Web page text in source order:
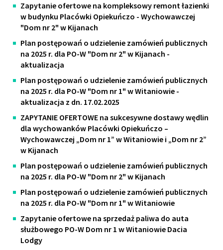
Zapytanie ofertowe na kompleksowy remont łazienki
w budynku Placówki Opiekuńczo - Wychowawczej
"Dom nr 2" w Kijanach
Plan postępowań o udzielenie zamówień publicznych
na 2025 r. dla PO-W "Dom nr 2" w Kijanach -
aktualizacja
Plan postępowań o udzielenie zamówień publicznych
na 2025 r. dla PO-W "Dom nr 1" w Witaniowie -
aktualizacja z dn. 17.02.2025
ZAPYTANIE OFERTOWE na sukcesywne dostawy wędlin
dla wychowanków Placówki Opiekuńczo –
Wychowawczej „Dom nr 1” w Witaniowie i „Dom nr 2”
w Kijanach
Plan postępowań o udzielenie zamówień publicznych
na 2025 r. dla PO-W "Dom nr 2" w Kijanach
Plan postępowań o udzielenie zamówień publicznych
na 2025 r. dla PO-W "Dom nr 1" w Witaniowie
Zapytanie ofertowe na sprzedaż paliwa do auta
służbowego PO-W Dom nr 1 w Witaniowie Dacia
Lodgy